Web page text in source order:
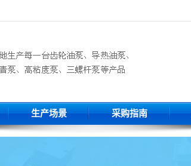
生产场景 采购指南